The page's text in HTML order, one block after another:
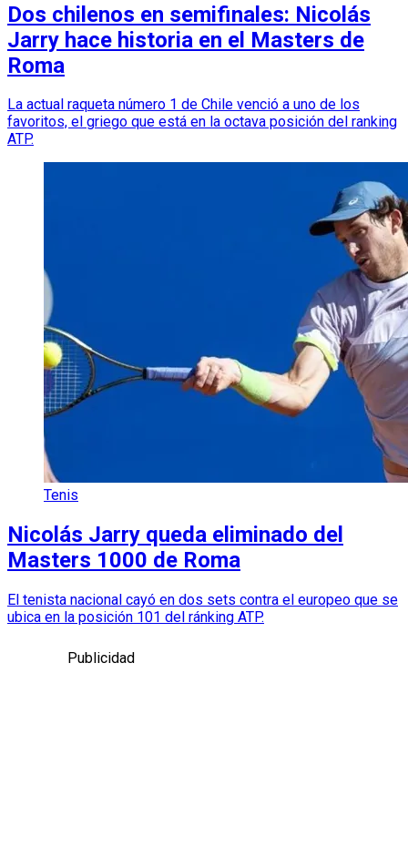
Dos chilenos en semifinales: Nicolás
Jarry hace historia en el Masters de
Roma
La actual raqueta número 1 de Chile venció a uno de los
favoritos, el griego que está en la octava posición del ranking
ATP.
Tenis
Nicolás Jarry queda eliminado del
Masters 1000 de Roma
El tenista nacional cayó en dos sets contra el europeo que se
ubica en la posición 101 del ránking ATP.
Publicidad